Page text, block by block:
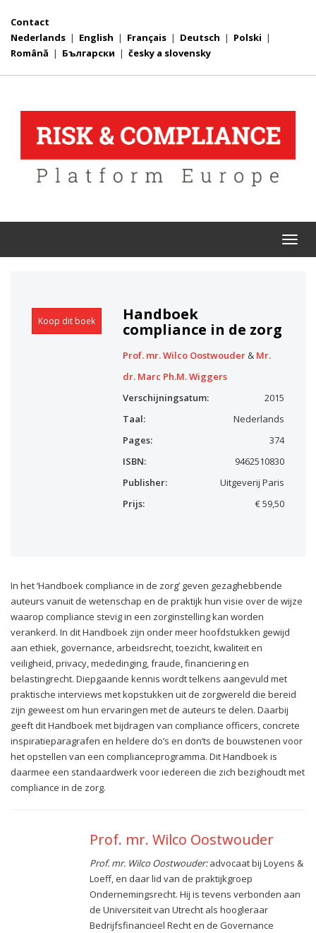
Contact
Nederlands | English | Français | Deutsch | Polski |
Română | Български | česky a slovensky
Koop dit boek
Handboek
compliance in de zorg
Prof. mr. Wilco Oostwouder & Mr.
dr. Marc Ph.M. Wiggers
Verschijningsatum:
2015
Taal:
Nederlands
Pages:
374
ISBN:
9462510830
Publisher:
Uitgeverij Paris
Prijs:
€ 59,50
In het ‘Handboek compliance in de zorg’ geven gezaghebbende
auteurs vanuit de wetenschap en de praktijk hun visie over de wijze
waarop compliance stevig in een zorginstelling kan worden
verankerd. In dit Handboek zijn onder meer hoofdstukken gewijd
aan ethiek, governance, arbeidsrecht, toezicht, kwaliteit en
veiligheid, privacy, mededinging, fraude, financiering en
belastingrecht. Diepgaande kennis wordt telkens aangevuld met
praktische interviews met kopstukken uit de zorgwereld die bereid
zijn geweest om hun ervaringen met de auteurs te delen. Daarbij
geeft dit Handboek met bijdragen van compliance officers, concrete
inspiratieparagrafen en heldere do’s en don’ts de bouwstenen voor
het opstellen van een complianceprogramma. Dit Handboek is
daarmee een standaardwerk voor iedereen die zich bezighoudt met
compliance in de zorg.
Prof. mr. Wilco Oostwouder
Prof. mr. Wilco Oostwouder:advocaat bij Loyens &
Loeff, en daar lid van de praktijkgroep
Ondernemingsrecht. Hij is tevens verbonden aan
de Universiteit van Utrecht als hoogleraar
Bedrijfsfinancieel Recht en de Governance